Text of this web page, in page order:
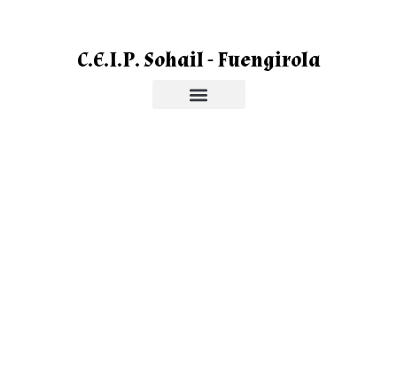
C.E.I.P. Sohail - Fuengirola